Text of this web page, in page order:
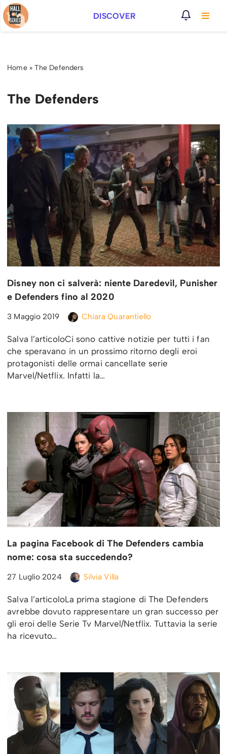
Vai
DISCOVER
Home» The Defenders
The Defenders
Disney non ci salverà: niente Daredevil, Punisher
e Defenders fino al 2020
3 Maggio 2019 Chiara Quarantiello
Salva l’articoloCi sono cattive notizie per tutti i fan
che speravano in un prossimo ritorno degli eroi
protagonisti delle ormai cancellate serie
Marvel/Netflix. Infatti la…
La pagina Facebook di The Defenders cambia
nome: cosa sta succedendo?
27 Luglio 2024 Silvia Villa
Salva l’articoloLa prima stagione di The Defenders
avrebbe dovuto rappresentare un gran successo per
gli eroi delle Serie Tv Marvel/Netflix. Tuttavia la serie
ha ricevuto…